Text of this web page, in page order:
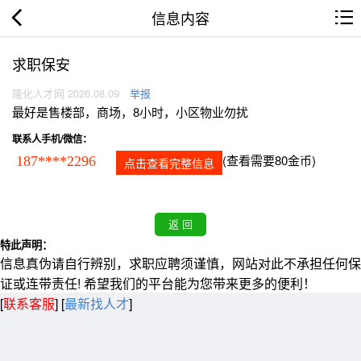
信息内容
求职保安
隆化人才网 2026.08.09 举报
最好是售楼部，商场，8小时，小区物业勿扰
联系人手机/微信：
187****2296 点击查看完整信息 (查看需要80金币)
特此声明：
信息真伪请自行辨别，求职应聘须谨慎，网站对此不承担任何保
证或连带责任! 希望我们的平台能为您带来更多的便利！
[联系客服] [最新找人才]